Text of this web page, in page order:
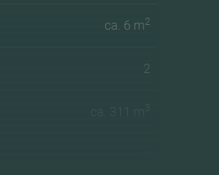
ca. 6 m2
2
3